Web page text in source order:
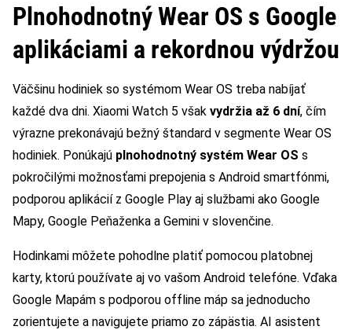
Plnohodnotný Wear OS s Google
aplikáciami a rekordnou výdržou
Väčšinu hodiniek so systémom Wear OS treba nabíjať
každé dva dni. Xiaomi Watch 5 však vydržia až 6 dní, čím
výrazne prekonávajú bežný štandard v segmente Wear OS
hodiniek. Ponúkajú plnohodnotný systém Wear OS s
pokročilými možnosťami prepojenia s Android smartfónmi,
podporou aplikácií z Google Play aj službami ako Google
Mapy, Google Peňaženka a Gemini v slovenčine.
Hodinkami môžete pohodlne platiť pomocou platobnej
karty, ktorú používate aj vo vašom Android telefóne. Vďaka
Google Mapám s podporou offline máp sa jednoducho
zorientujete a navigujete priamo zo zápästia. AI asistent